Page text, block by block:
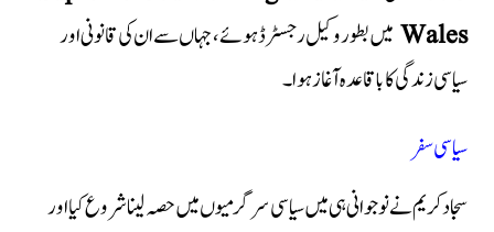
Wales میں بطور وکیل رجسٹرڈ ہوئے، جہاں سے ان کی قانونی اور
سیاسی زندگی کا باقاعدہ آغاز ہوا۔
سیاسی سفر
سجاد کریم نے نوجوانی ہی میں سیاسی سرگرمیوں میں حصہ لینا شروع کیا اور